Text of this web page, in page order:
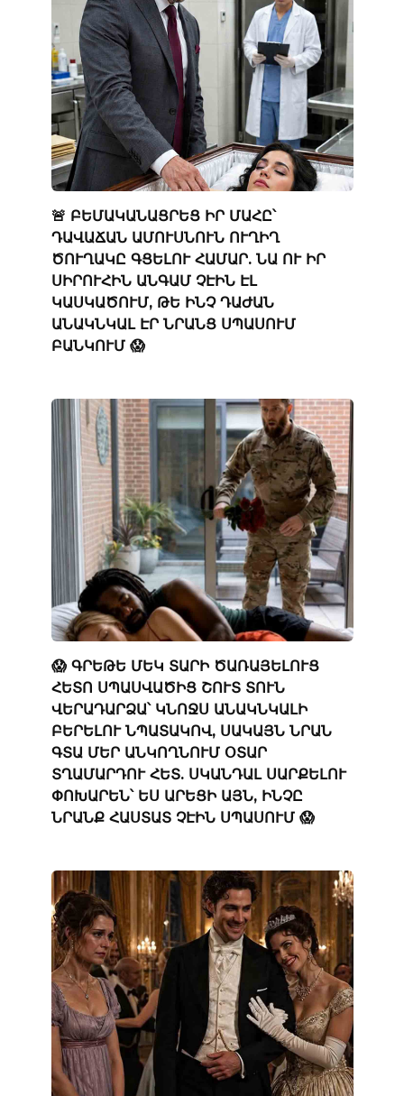
🚨 ԲԵՄԱԿԱՆԱՑՐԵՑ ԻՐ ՄԱՀԸ՝
ԴԱՎԱՃԱՆ ԱՄՈՒՍՆՈՒՆ ՈՒՂԻՂ
ԾՈՒՂԱԿԸ ԳՑԵԼՈՒ ՀԱՄԱՐ. ՆԱ ՈՒ ԻՐ
ՍԻՐՈՒՀԻՆ ԱՆԳԱՄ ՉԷԻՆ ԷԼ
ԿԱՍԿԱԾՈՒՄ, ԹԵ ԻՆՉ ԴԱԺԱՆ
ԱՆԱԿՆԿԱԼ ԷՐ ՆՐԱՆՑ ՍՊԱՍՈՒՄ
ԲԱՆԿՈՒՄ 😱
😱 ԳՐԵԹԵ ՄԵԿ ՏԱՐԻ ԾԱՌԱՅԵԼՈՒՑ
ՀԵՏՈ ՍՊԱՍՎԱԾԻՑ ՇՈՒՏ ՏՈՒՆ
ՎԵՐԱԴԱՐՁԱ՝ ԿՆՈՋՍ ԱՆԱԿՆԿԱԼԻ
ԲԵՐԵԼՈՒ ՆՊԱՏԱԿՈՎ, ՍԱԿԱՅՆ ՆՐԱՆ
ԳՏԱ ՄԵՐ ԱՆԿՈՂՆՈՒՄ ՕՏԱՐ
ՏՂԱՄԱՐԴՈՒ ՀԵՏ. ՍԿԱՆԴԱԼ ՍԱՐՔԵԼՈՒ
ՓՈԽԱՐԵՆ՝ ԵՍ ԱՐԵՑԻ ԱՅՆ, ԻՆՉԸ
ՆՐԱՆՔ ՀԱՍՏԱՏ ՉԷԻՆ ՍՊԱՍՈՒՄ 😱